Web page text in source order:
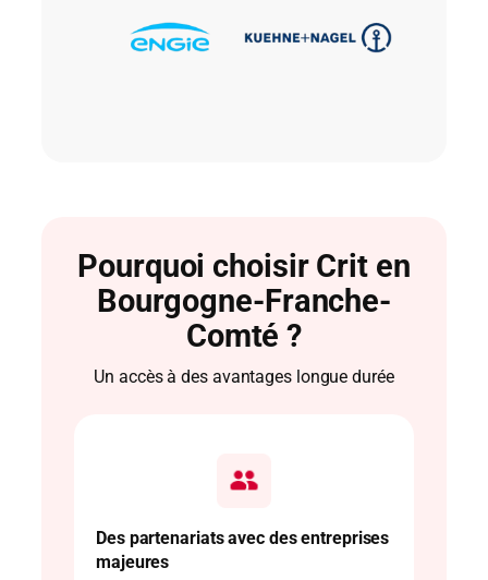
Pourquoi choisir Crit en
Bourgogne-Franche-
Comté ?
Un accès à des avantages longue durée
Des partenariats avec des entreprises
majeures